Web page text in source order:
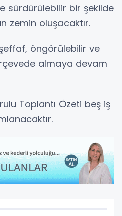
ve sürdürülebilir bir şekilde
zemin oluşacaktır.
şeffaf, öngörülebilir ve
almaya devam
Toplantı Özeti beş iş